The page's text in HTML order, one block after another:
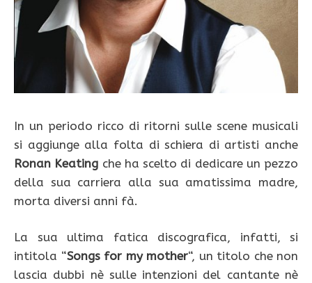
In un periodo ricco di ritorni sulle scene musicali
si aggiunge alla folta di schiera di artisti anche
Ronan Keating che ha scelto di dedicare un pezzo
della sua carriera alla sua amatissima madre,
morta diversi anni fà.
La sua ultima fatica discografica, infatti, si
intitola “Songs for my mother“, un titolo che non
lascia dubbi nè sulle intenzioni del cantante nè